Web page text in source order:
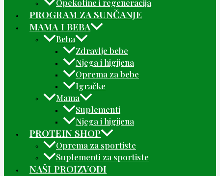
Opekotine i regeneracija
PROGRAM ZA SUNČANJE
MAMA I BEBA
Beba
Zdravlje bebe
Njega i higijena
Oprema za bebe
Igračke
Mama
Suplementi
Njega i higijena
PROTEIN SHOP
Oprema za sportiste
Suplementi za sportiste
NAŠI PROIZVODI